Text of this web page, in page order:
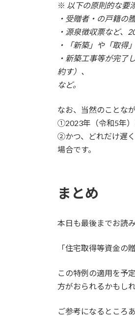
※ 以下の原則的な要
・受贈者・の戸籍の
・源泉徴収票など、
・「新築」や「取得
・新築工事等が完了
約す）、
など。
なお、当然のことな
①2023年（令和5年）
②かつ、どれだけ遅
場合です。
まとめ
本日も最後までお読
「住宅取得等資金の
この特例の適用を予
方がおられるかもしれ
ご参考になるところ